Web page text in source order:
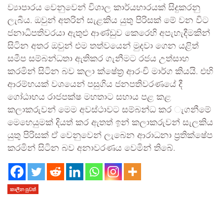
ව්‍යාපාරය වෙනුවෙන් විශාල කාර්යභාරයක් සිදුකරනු
ලැබීය. ඔවුන් අතරින් සැළකිය යුතු පිරිසක් මේ වන විට
ජනාධිපතිවරයා ඇතුළු ආණ්ඩුව කෙරෙහි අපැහැදීමකින්
සිටින අතර ඔවුන් එම තත්වයෙන් මුදවා ගෙන යළිත්
සමීප සම්බන්ධතා ඇතිකර ගැනීමට රජය උත්සාහ
කරමින් සිටින බව කලා ක්ෂේත්‍ර ආරංචි මාර්ග කියයි. එහි
ආරම්භයක් වශයෙන් පසුගිය ජනපතිවරණයේ දී
ගෝඨාභය රාජපක්ෂ මහතාට සහාය පළ කළ
කලාකරුවන් මෙම අවස්ථාවට සම්බන්ධ කර ැගනීමේ
මෙහෙයුමක් දියත් කර ඇතත් ඉන් කලාකරුවන් සැලකිය
යුතු පිරිසක් ඒ වෙනුවෙන් ලැබෙන ආරාධනා ප්‍රතික්ෂේප
කරමින් සිටින බව අනාවරණය වෙමින් තිබේ.
කාලීන පුවත්